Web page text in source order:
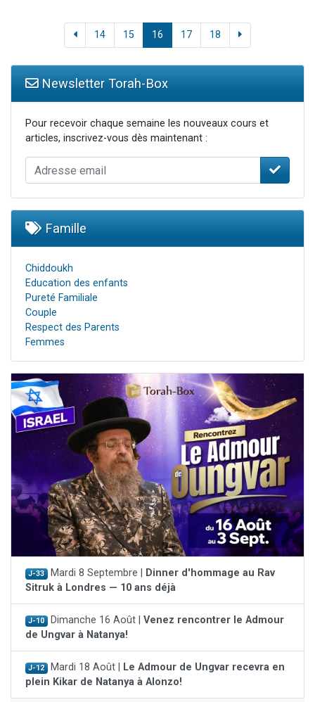
14 15 16 17 18
Newsletter Torah-Box
Pour recevoir chaque semaine les nouveaux cours et
articles, inscrivez-vous dès maintenant :
Famille
Chiddoukh
Education des enfants
Pureté Familiale
Couple
Respect des Parents
Femmes
J-33 Mardi 8 Septembre |
Dinner d'hommage au Rav
Sitruk à Londres — 10 ans déjà
J-10 Dimanche 16 Août | Venez rencontrer le Admour
de Ungvar à Natanya!
J-12 Mardi 18 Août |
Le Admour de Ungvar recevra en
plein Kikar de Natanya à Alonzo!